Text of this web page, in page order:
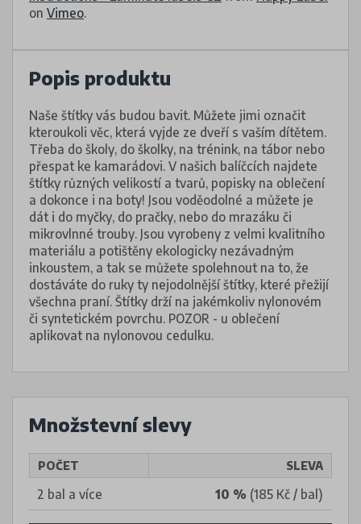
on Vimeo.
Popis produktu
Naše štítky vás budou bavit. Můžete jimi označit
kteroukoli věc, která vyjde ze dveří s vaším dítětem.
Třeba do školy, do školky, na trénink, na tábor nebo
přespat ke kamarádovi. V našich balíčcích najdete
štítky různých velikostí a tvarů, popisky na oblečení
a dokonce i na boty! Jsou voděodolné a můžete je
dát i do myčky, do pračky, nebo do mrazáku či
mikrovlnné trouby. Jsou vyrobeny z velmi kvalitního
materiálu a potištěny ekologicky nezávadným
inkoustem, a tak se můžete spolehnout na to, že
dostáváte do ruky ty nejodolnější štítky, které přežijí
všechna praní. Štítky drží na jakémkoliv nylonovém
či syntetickém povrchu. POZOR - u oblečení
aplikovat na nylonovou cedulku.
Množstevní slevy
POČET SLEVA
2 bal a více 10 % (185 Kč / bal)